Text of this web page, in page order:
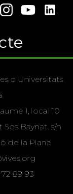
d'Universitats
I, local 10
Sos Baynat, s/n
de la Plana
89 93